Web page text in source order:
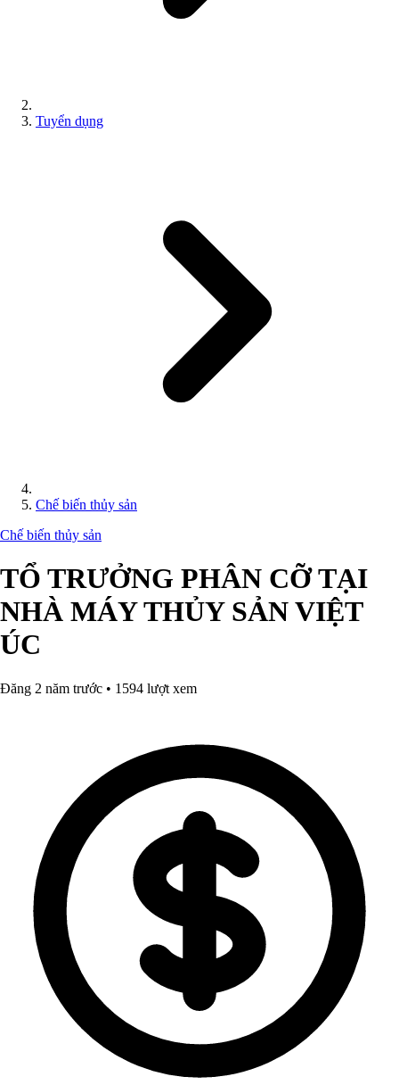
Tuyển dụng
Chế biến thủy sản
Chế biến thủy sản
TỔ TRƯỞNG PHÂN CỠ TẠI
NHÀ MÁY THỦY SẢN VIỆT
ÚC
Đăng 2 năm trước • 1594 lượt xem